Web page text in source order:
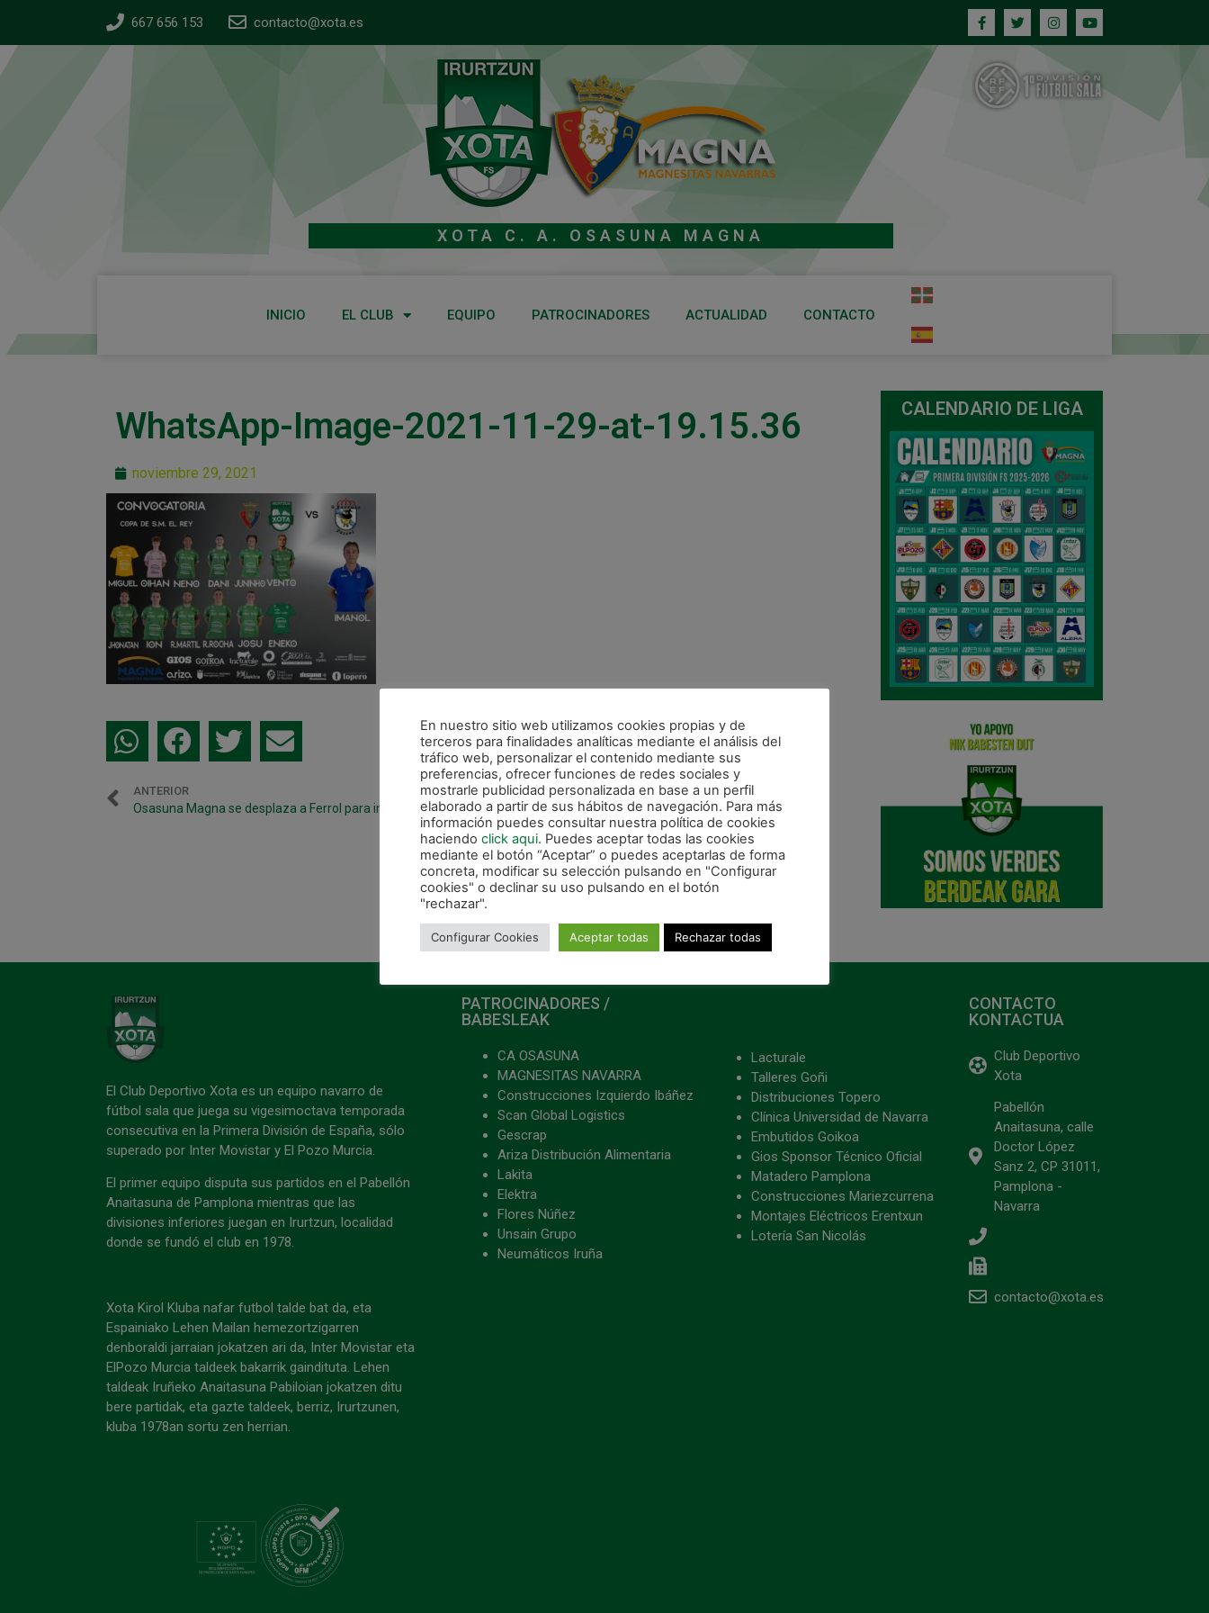
667 656 153 contacto@xota.es
XOTA C. A. OSASUNA MAGNA
INICIO EL CLUB EQUIPO PATROCINADORES ACTUALIDAD CONTACTO
WhatsApp-Image-2021-11-29-at-19.15.36
noviembre 29, 2021
ANTERIOR
Osasuna Magna se desplaza a Ferrol para iniciar su camino en la Copa del Rey
CALENDARIO DE LIGA
El Club Deportivo Xota es un equipo navarro de
fútbol sala que juega su vigesimoctava temporada
consecutiva en la Primera División de España, sólo
superado por Inter Movistar y El Pozo Murcia.
El primer equipo disputa sus partidos en el Pabellón
Anaitasuna de Pamplona mientras que las
divisiones inferiores juegan en Irurtzun, localidad
donde se fundó el club en 1978.
Xota Kirol Kluba nafar futbol talde bat da, eta
Espainiako Lehen Mailan hemezortzigarren
denboraldi jarraian jokatzen ari da, Inter Movistar eta
ElPozo Murcia taldeek bakarrik gaindituta. Lehen
taldeak Iruñeko Anaitasuna Pabiloian jokatzen ditu
bere partidak, eta gazte taldeek, berriz, Irurtzunen,
kluba 1978an sortu zen herrian.
PATROCINADORES /
BABESLEAK
CA OSASUNA
MAGNESITAS NAVARRA
Construcciones Izquierdo Ibáñez
Scan Global Logistics
Gescrap
Ariza Distribución Alimentaria
Lakita
Elektra
Flores Núñez
Unsain Grupo
Neumáticos Iruña
Lacturale
Talleres Goñi
Distribuciones Topero
Clínica Universidad de Navarra
Embutidos Goikoa
Gios Sponsor Técnico Oficial
Matadero Pamplona
Construcciones Mariezcurrena
Montajes Eléctricos Erentxun
Lotería San Nicolás
CONTACTO
KONTACTUA
Club Deportivo
Xota
Pabellón
Anaitasuna, calle
Doctor López
Sanz 2, CP 31011,
Pamplona -
Navarra
contacto@xota.es
En nuestro sitio web utilizamos cookies propias y de
terceros para finalidades analíticas mediante el análisis del
tráfico web, personalizar el contenido mediante sus
preferencias, ofrecer funciones de redes sociales y
mostrarle publicidad personalizada en base a un perfil
elaborado a partir de sus hábitos de navegación. Para más
información puedes consultar nuestra política de cookies
haciendo click aqui. Puedes aceptar todas las cookies
mediante el botón “Aceptar” o puedes aceptarlas de forma
concreta, modificar su selección pulsando en "Configurar
cookies" o declinar su uso pulsando en el botón
"rechazar".
Configurar Cookies Aceptar todas Rechazar todas